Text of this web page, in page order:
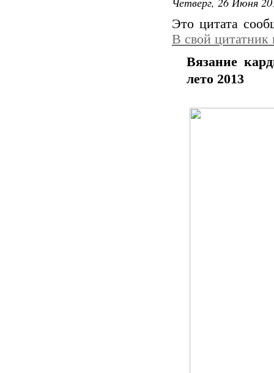
Это цитата
В свой цитатник
Вязание
лето 2013